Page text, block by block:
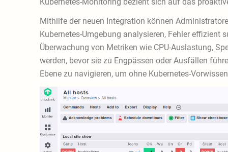
Mithilfe der neuen Integration können
Kubernetes-Umgebung analysieren, Fehler
Überwachung von Metriken wie CPU-Auslastung,
werden, bevor sie zu Engpässen oder Ausfällen
Ebene zu navigieren, um ohne Kubernetes-